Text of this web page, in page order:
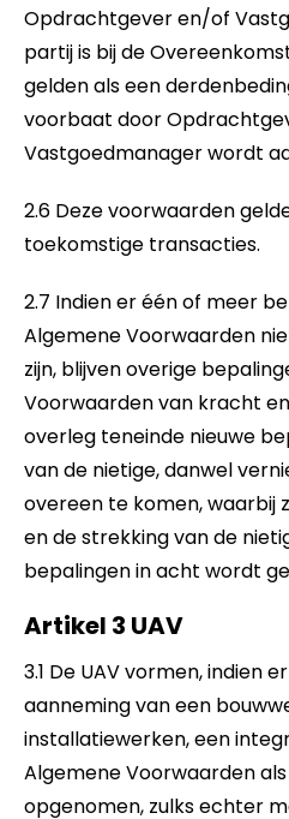
Opdrachtgever en/of
partij is bij de
gelden als een
voorbaat door
Vastgoedmanager wordt
2.6 Deze voorwaarden
toekomstige transacties.
2.7 Indien er één of meer
Algemene Voorwaarden
zijn, blijven overige
Voorwaarden van kracht
overleg teneinde nieuwe
van de nietige, danwel
overeen te komen, waarbij
en de strekking van de
bepalingen in acht wordt
Artikel 3 UAV
3.1 De UAV vormen, indien
aanneming van een
installatiewerken, een
Algemene Voorwaarden
opgenomen, zulks echter